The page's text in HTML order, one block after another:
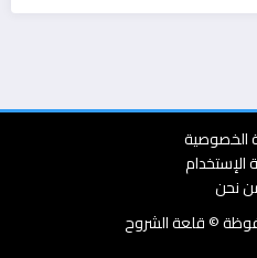
الخصوصية
الإستخدام
نحن
© قلعة الشروح